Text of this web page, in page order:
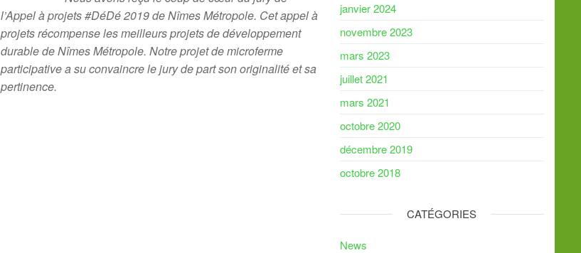
l’Appel à projets #DéDé 2019 de Nîmes Métropole. Cet appel à
projets récompense les meilleurs projets de développement
durable de Nîmes Métropole. Notre projet de microferme
participative a su convaincre le jury de part son originalité et sa
pertinence.
janvier 2024
novembre 2023
mars 2023
juillet 2021
mars 2021
octobre 2020
décembre 2019
octobre 2018
CATÉGORIES
News